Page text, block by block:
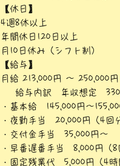
【休日】
4週8休以上
年間休日120日以上
月10日休み（シフト制）
【給与】
月給 213,000円 〜 250,000円
給与内訳 年収想定 330
・基本給 145,000円～
・夜勤手当 20,000円（4回
・交付金手当 35,000円～
・早番遅番手当 8,000円（8
・固定残業代 5,000円（4